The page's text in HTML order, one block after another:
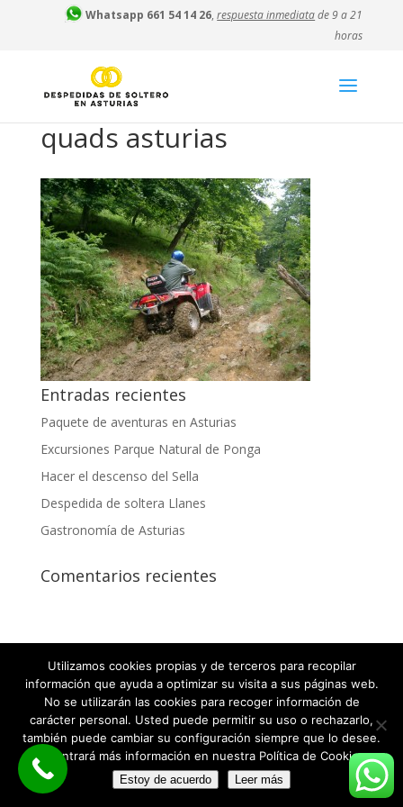
Whatsapp 661 54 14 26,respuesta inmediatade 9 a 21
horas
quads asturias
Entradas recientes
Paquete de aventuras en Asturias
Excursiones Parque Natural de Ponga
Hacer el descenso del Sella
Despedida de soltera Llanes
Gastronomía de Asturias
Comentarios recientes
2026 © Despedidas de soltero y soltera en Asturias |
Aviso legal· Política de privacidad ·Política de
Cookies
Utilizamos cookies propias y de terceros para recopilar
información que ayuda a optimizar su visita a sus páginas web.
No se utilizarán las cookies para recoger información de
carácter personal. Usted puede permitir su uso o rechazarlo,
también puede cambiar su configuración siempre que lo desee.
Encontrará más información en nuestra Política de Cookies.
Estoy de acuerdo Leer más